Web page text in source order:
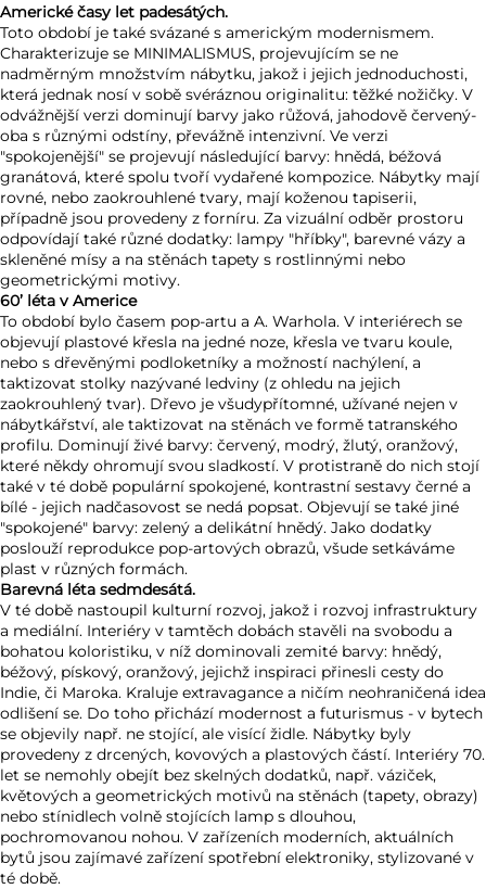
Americké časy let padesátých.
Toto období je také svázané s americkým modernismem.
Charakterizuje se MINIMALISMUS, projevujícím se ne
nadměrným množstvím nábytku, jakož i jejich jednoduchosti,
která jednak nosí v sobě svéráznou originalitu: těžké nožičky. V
odvážnější verzi dominují barvy jako růžová, jahodově červený-
oba s různými odstíny, převážně intenzivní. Ve verzi
"spokojenější" se projevují následující barvy: hnědá, béžová
granátová, které spolu tvoří vydařené kompozice. Nábytky mají
rovné, nebo zaokrouhlené tvary, mají koženou tapiserii,
případně jsou provedeny z forníru. Za vizuální odběr prostoru
odpovídají také různé dodatky: lampy "hříbky", barevné vázy a
skleněné mísy a na stěnách tapety s rostlinnými nebo
geometrickými motivy.
60’ léta v Americe
To období bylo časem pop-artu a A. Warhola. V interiérech se
objevují plastové křesla na jedné noze, křesla ve tvaru koule,
nebo s dřevěnými podloketníky a možností nachýlení, a
taktizovat stolky nazývané ledviny (z ohledu na jejich
zaokrouhlený tvar). Dřevo je všudypřítomné, užívané nejen v
nábytkářství, ale taktizovat na stěnách ve formě tatranského
profilu. Dominují živé barvy: červený, modrý, žlutý, oranžový,
které někdy ohromují svou sladkostí. V protistraně do nich stojí
také v té době populární spokojené, kontrastní sestavy černé a
bílé - jejich nadčasovost se nedá popsat. Objevují se také jiné
"spokojené" barvy: zelený a delikátní hnědý. Jako dodatky
poslouží reprodukce pop-artových obrazů, všude setkáváme
plast v různých formách.
Barevná léta sedmdesátá.
V té době nastoupil kulturní rozvoj, jakož i rozvoj infrastruktury
a mediální. Interiéry v tamtěch dobách stavěli na svobodu a
bohatou koloristiku, v níž dominovali zemité barvy: hnědý,
béžový, pískový, oranžový, jejichž inspiraci přinesli cesty do
Indie, či Maroka. Kraluje extravagance a ničím neohraničená idea
odlišení se. Do toho přichází modernost a futurismus - v bytech
se objevily např. ne stojící, ale visící židle. Nábytky byly
provedeny z drcených, kovových a plastových částí. Interiéry 70.
let se nemohly obejít bez skelných dodatků, např. váziček,
květových a geometrických motivů na stěnách (tapety, obrazy)
nebo stínidlech volně stojících lamp s dlouhou,
pochromovanou nohou. V zařízeních moderních, aktuálních
bytů jsou zajímavé zařízení spotřební elektroniky, stylizované v
té době.